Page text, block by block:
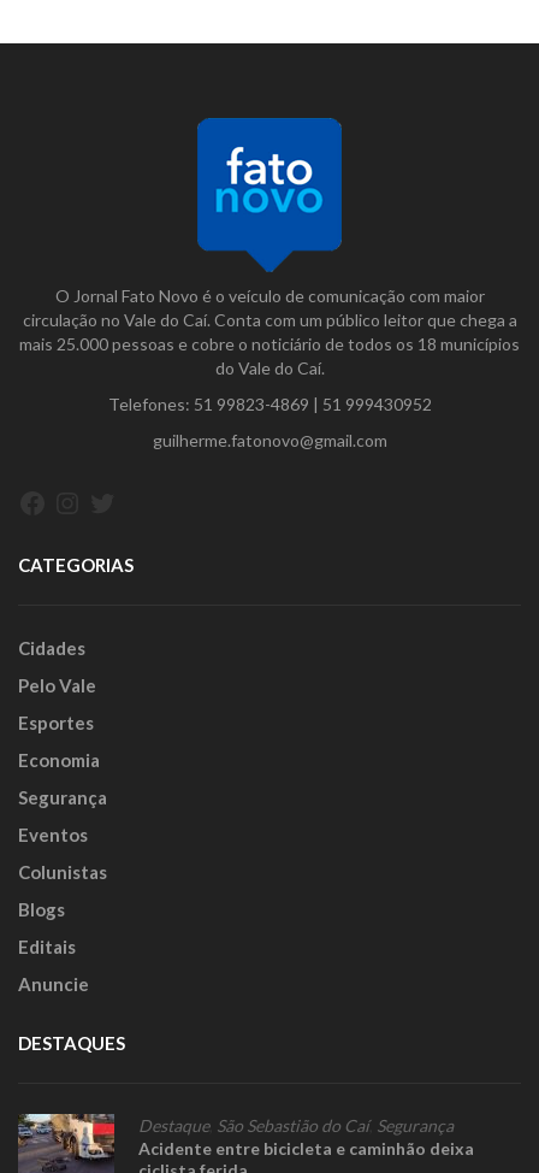
O Jornal Fato Novo é o veículo de comunicação com maior
circulação no Vale do Caí. Conta com um público leitor que chega a
mais 25.000 pessoas e cobre o noticiário de todos os 18 municípios
do Vale do Caí.
Telefones: 51 99823-4869 | 51 999430952
guilherme.fatonovo@gmail.com
CATEGORIAS
Cidades
Pelo Vale
Esportes
Economia
Segurança
Eventos
Colunistas
Blogs
Editais
Anuncie
DESTAQUES
Destaque, São Sebastião do Caí, Segurança
Acidente entre bicicleta e caminhão deixa